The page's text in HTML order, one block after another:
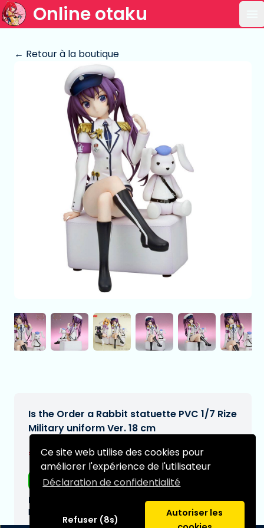
Ce site web utilise des cookies pour
améliorer l'expérience de l'utilisateur
Déclaration de confidentialité
Refuser (8s)
Autoriser les
Online otaku
← Retour à la boutique
Is the Order a Rabbit statuette PVC 1/7 Rize
Military uniform Ver. 18 cm
€165,95[Sous réserve de modifications]
Livraison gratuite
Date de livraison prévue:
N/A